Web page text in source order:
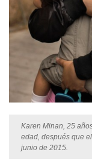
Karen Minan, 25
edad, después que
junio de 2015.